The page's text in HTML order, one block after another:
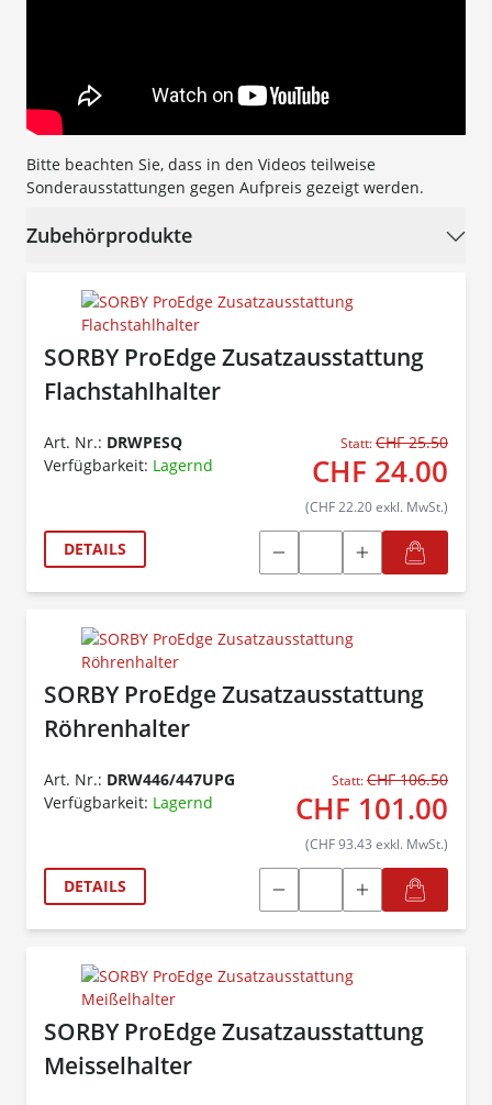
Bitte beachten Sie, dass in den Videos teilweise
Sonderausstattungen gegen Aufpreis gezeigt werden.
Zubehörprodukte
SORBY ProEdge Zusatzausstattung
Flachstahlhalter
Art. Nr.: DRWPESQ
Verfügbarkeit: Lagernd
Statt:CHF 25.50
CHF 24.00
(CHF 22.20 exkl. MwSt.)
DETAILS
SORBY ProEdge Zusatzausstattung
Röhrenhalter
Art. Nr.: DRW446/447UPG
Verfügbarkeit: Lagernd
Statt:CHF 106.50
CHF 101.00
(CHF 93.43 exkl. MwSt.)
DETAILS
SORBY ProEdge Zusatzausstattung
Meisselhalter